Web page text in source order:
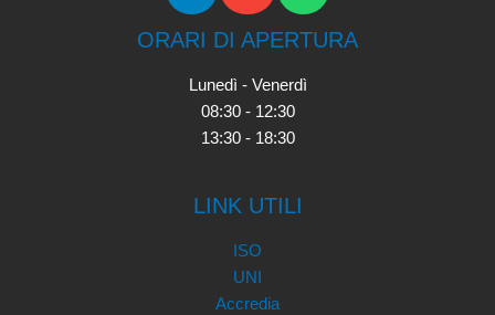
ORARI DI APERTURA
Lunedì - Venerdì
08:30 - 12:30
13:30 - 18:30
LINK UTILI
ISO
UNI
Accredia